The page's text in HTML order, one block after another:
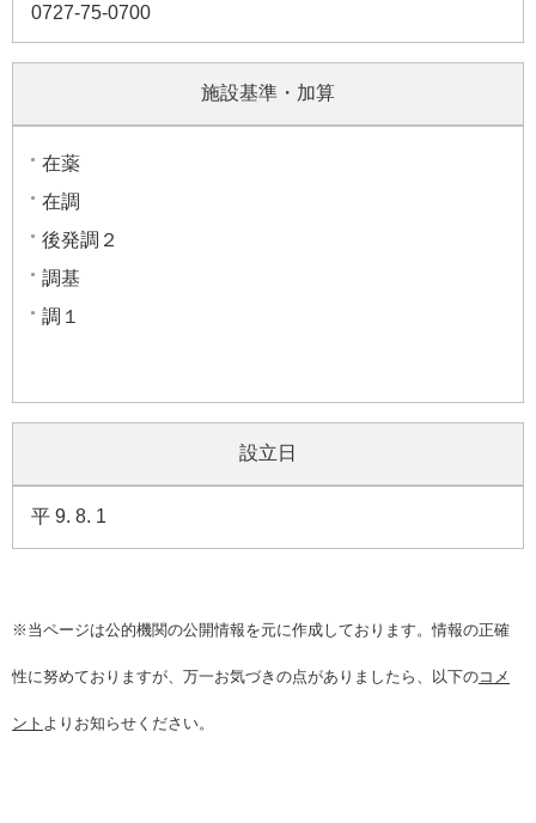
0727-75-0700
施設基準・加算
在薬
在調
後発調２
調基
調１
設立日
平 9. 8. 1
※当ページは公的機関の公開情報を元に作成しております。情報の正確
性に努めておりますが、万一お気づきの点がありましたら、以下のコメ
ント よりお知らせください。